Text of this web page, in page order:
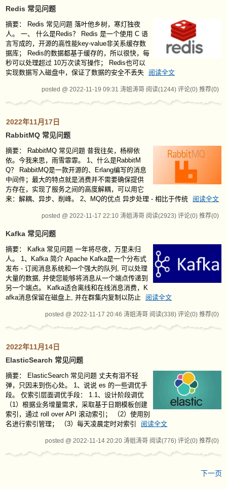
Redis 常见问题
摘要：
Redis 常见问题 落叶他乡树，寒灯独夜
人。 一、 什么是Redis？ Redis 是一个使用 C 语
言写成的，开源的高性能key-value非关系缓存数
据库； Redis的数据都基于缓存的，所以很快，每
秒可以处理超过 10万次读写操作； Redis也可以
实现数据写入磁盘中，保证了数据的安全不丢失
阅读全文
posted @ 2022-11-19 09:31 涛姐涛哥 阅读(1244) 评论(0) 推荐(0)
2022年11月17日
RabbitMQ 常见问题
摘要：
RabbitMQ 常见问题 昔我往矣，杨柳依
依。今我来思，雨雪霏霏。 1、什么是RabbitM
Q？ RabbitMQ是一款开源的、Erlang编写的消息
中间件；最大的特点就是消费并不需要确保提供
方存在，实现了服务之间的高度解耦，可以用它
来：解耦、异步、削峰。 2、MQ的优点 异步处理 - 相比于传统
阅读全文
posted @ 2022-11-17 22:10 涛姐涛哥 阅读(2923) 评论(0) 推荐(0)
Kafka 常见问题
摘要：
Kafka 常见问题 一年将尽夜，万里未归
人。 1、Kafka 简介 Apache Kafka是一个分布式
发布 - 订阅消息系统和一个强大的队列, 可以处理
大量的数据, 并使您能够将消息从一个端点传递到
另一个端点。 Kafka适合离线和在线消息消费，K
afka消息保留在磁盘上, 并在群集内复制以防止
阅读全文
posted @ 2022-11-17 20:46 涛姐涛哥 阅读(338) 评论(0) 推荐(0)
2022年11月14日
ElasticSearch 常见问题
摘要：
ElasticSearch 常见问题 丈夫有泪不轻
弹，只因未到伤心处。 1、说说 es 的一些调优手
段。 仅索引层面调优手段： 1.1、设计阶段调优
（1）根据业务增量需求，采取基于日期模板创建
索引，通过 roll over API 滚动索引； （2）使用别
名进行索引管理； （3）每天凌晨定时对索引
阅读全文
posted @ 2022-11-14 20:20 涛姐涛哥 阅读(776) 评论(0) 推荐(0)
下一页